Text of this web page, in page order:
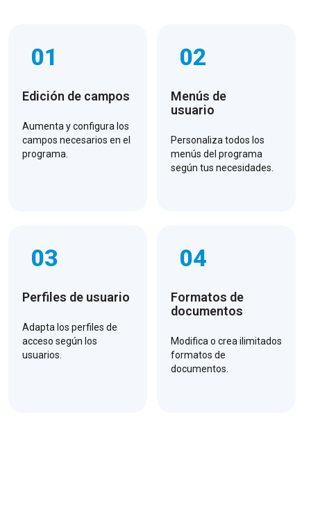
01
Edición de campos
Aumenta y configura los
campos necesarios en el
programa.
02
Menús de
usuario
Personaliza todos los
menús del programa
según tus necesidades.
03
Perfiles de usuario
Adapta los perfiles de
acceso según los
usuarios.
04
Formatos de
documentos
Modifica o crea ilimitados
formatos de
documentos.